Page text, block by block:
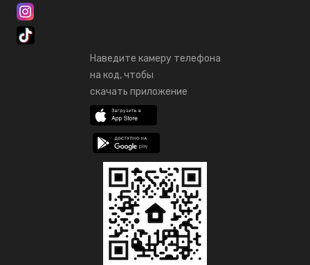
Наведите камеру телефона
на код, чтобы
скачать приложение